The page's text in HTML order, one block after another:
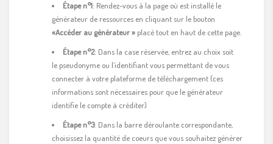
Étape n°1: Rendez-vous à la page où est installé le
générateur de ressources en cliquant sur le bouton
«Accéder au générateur » placé tout en haut de cette page.
Étape n°2: Dans la case réservée, entrez au choix soit
le pseudonyme ou l’identifiant vous permettant de vous
connecter à votre plateforme de téléchargement (ces
informations sont nécessaires pour que le générateur
identifie le compte à créditer)
Étape n°3: Dans la barre déroulante correspondante,
choisissez la quantité de coeurs que vous souhaitez générer